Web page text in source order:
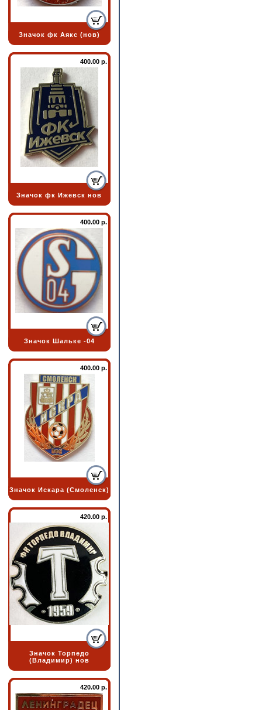
Значок фк Аякс (нов)
400.00 р.
Значок фк Ижевск нов
400.00 р.
Значок Шальке -04
400.00 р.
Значок Искара (Смоленск)
420.00 р.
Значок Торпедо
(Владимир) нов
420.00 р.